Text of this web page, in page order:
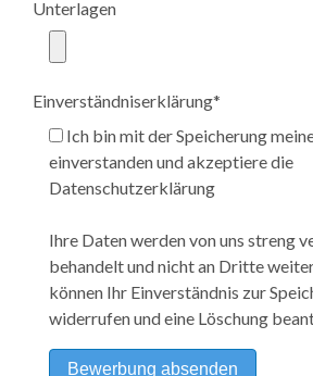
Unterlagen
Einverständniserklärung*
einverstanden und akzeptiere die
Datenschutzerklärung
Ihre Daten werden von uns streng
behandelt und nicht an Dritte
können Ihr Einverständnis zur
widerrufen und eine Löschung